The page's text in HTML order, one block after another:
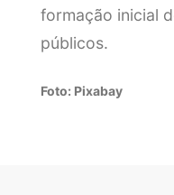
formação inicial
públicos.
Foto: Pixabay